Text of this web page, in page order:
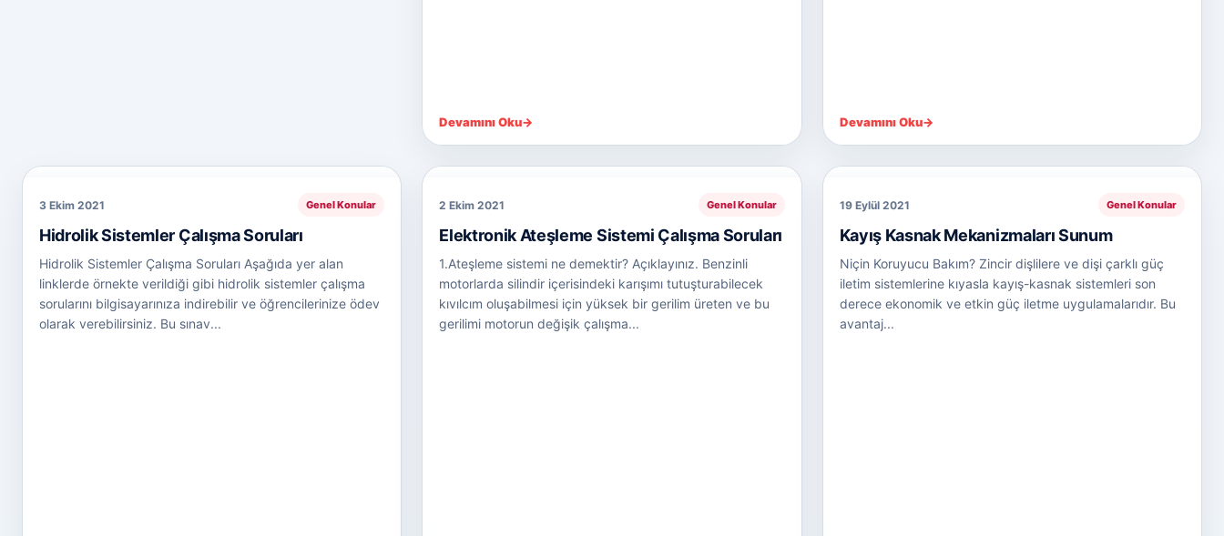
Devamını Oku→ Devamını Oku→
3 Ekim 2021 Genel Konular
Hidrolik Sistemler Çalışma Soruları
Hidrolik Sistemler Çalışma Soruları Aşağıda yer alan
linklerde örnekte verildiği gibi hidrolik sistemler çalışma
sorularını bilgisayarınıza indirebilir ve öğrencilerinize ödev
olarak verebilirsiniz. Bu sınav...
2 Ekim 2021 Genel Konular
Elektronik Ateşleme Sistemi Çalışma Soruları
1.Ateşleme sistemi ne demektir? Açıklayınız. Benzinli
motorlarda silindir içerisindeki karışımı tutuşturabilecek
kıvılcım oluşabilmesi için yüksek bir gerilim üreten ve bu
gerilimi motorun değişik çalışma...
19 Eylül 2021 Genel Konular
Kayış Kasnak Mekanizmaları Sunum
Niçin Koruyucu Bakım? Zincir dişlilere ve dişi çarklı güç
iletim sistemlerine kıyasla kayış-kasnak sistemleri son
derece ekonomik ve etkin güç iletme uygulamalarıdır. Bu
avantaj...